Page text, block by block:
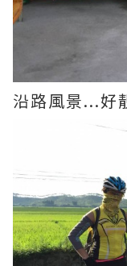
沿路風景...好